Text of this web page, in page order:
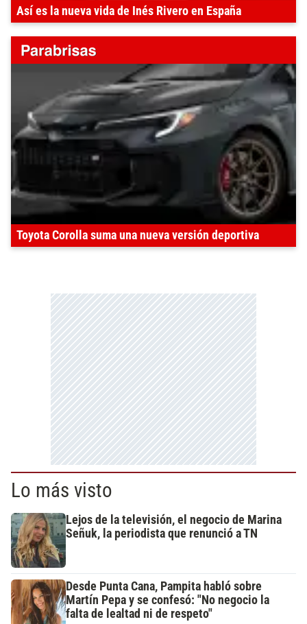
Así es la nueva vida de Inés Rivero en España
Toyota Corolla suma una nueva versión deportiva
Lo más visto
Lejos de la televisión, el negocio de Marina
Señuk, la periodista que renunció a TN
Desde Punta Cana, Pampita habló sobre
Martín Pepa y se confesó: "No negocio la
falta de lealtad ni de respeto"